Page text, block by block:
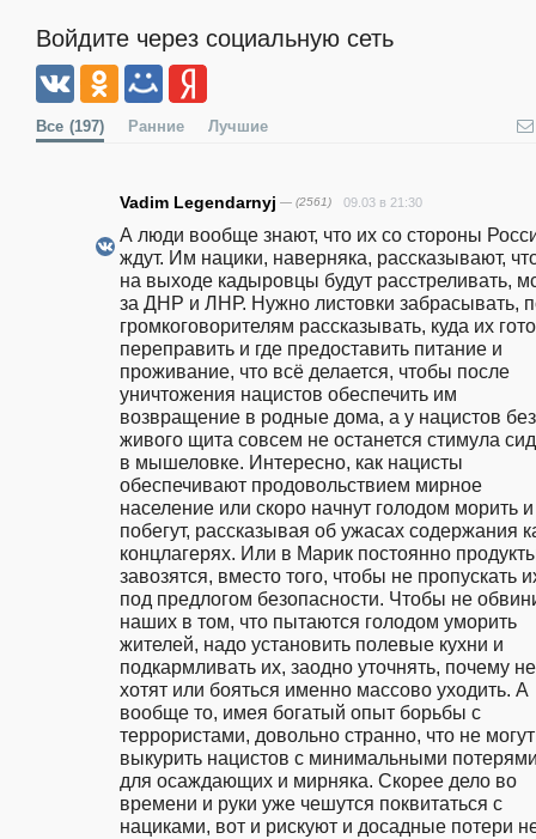
Войдите через социальную сеть
Все (197) Ранние Лучшие
Vadim Legendarnyj — (2561) 09.03 в 21:30
А люди вообще знают, что их со стороны
ждут. Им нацики, наверняка, рассказывают,
на выходе кадыровцы будут расстреливать,
за ДНР и ЛНР. Нужно листовки забрасывать,
громкоговорителям рассказывать, куда их
переправить и где предоставить питание и
проживание, что всё делается, чтобы после
уничтожения нацистов обеспечить им
возвращение в родные дома, а у нацистов без
живого щита совсем не останется стимула
в мышеловке. Интересно, как нацисты
обеспечивают продовольствием мирное
население или скоро начнут голодом морить и
побегут, рассказывая об ужасах содержания
концлагерях. Или в Марик постоянно
завозятся, вместо того, чтобы не пропускать
под предлогом безопасности. Чтобы не
наших в том, что пытаются голодом уморить
жителей, надо установить полевые кухни и
подкармливать их, заодно уточнять, почему не
хотят или бояться именно массово уходить. А
вообще то, имея богатый опыт борьбы с
террористами, довольно странно, что не могут
выкурить нацистов с минимальными
для осаждающих и мирняка. Скорее дело во
времени и руки уже чешутся поквитаться с
нациками, вот и рискуют и досадные потери